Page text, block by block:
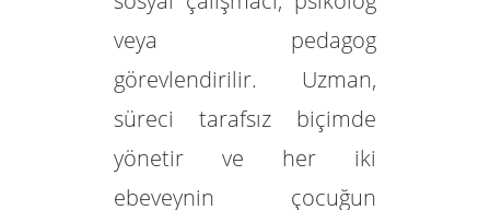
veya pedagog
görevlendirilir. Uzman,
süreci tarafsız biçimde
yönetir ve her iki
ebeveynin çocuğun